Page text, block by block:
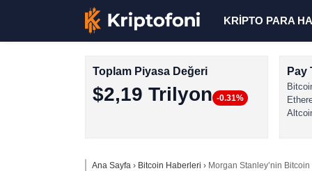
KRİPTO PARA
Toplam Piyasa Değeri
$2,19 Trilyon -0.31%
Pay
Ana Sayfa › Bitcoin Haberleri › Morgan Stanley’nin